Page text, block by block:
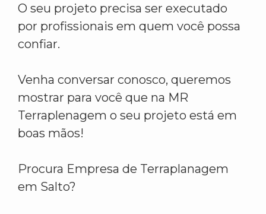
O seu projeto precisa ser executado
por profissionais em quem você possa
confiar.
Venha conversar conosco, queremos
mostrar para você que na MR
Terraplenagem o seu projeto está em
boas mãos!
Procura Empresa de Terraplanagem
em Salto?